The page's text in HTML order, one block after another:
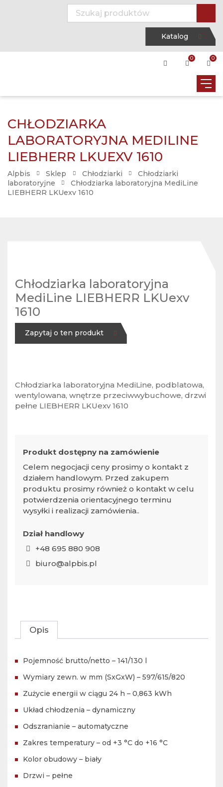
Katalog
0 0
CHŁODZIARKA
LABORATORYJNA MEDILINE
LIEBHERR LKUEXV 1610
Alpbis Sklep Chłodziarki
Chłodziarki
laboratoryjne
Chłodziarka laboratoryjna MediLine
LIEBHERR LKUexv 1610
Chłodziarka laboratoryjna
MediLine LIEBHERR LKUexv
1610
Zapytaj o ten produkt
Chłodziarka laboratoryjna MediLine, podblatowa,
wentylowana, wnętrze przeciwwybuchowe, drzwi
pełne LIEBHERR LKUexv 1610
Produkt dostępny na zamówienie
Celem negocjacji ceny prosimy o kontakt z
działem handlowym. Przed zakupem
produktu prosimy również o kontakt w celu
potwierdzenia orientacyjnego terminu
wysyłki i realizacji zamówienia..
Dział handlowy
+48 695 880 908
biuro@alpbis.pl
Opis
Pojemność brutto/netto – 141/130 l
Wymiary zewn. w mm (SxGxW) – 597/615/820
Zużycie energii w ciągu 24 h – 0,863 kWh
Układ chłodzenia – dynamiczny
Odszranianie – automatyczne
Zakres temperatury – od +3 °C do +16 °C
Kolor obudowy – biały
Drzwi – pełne